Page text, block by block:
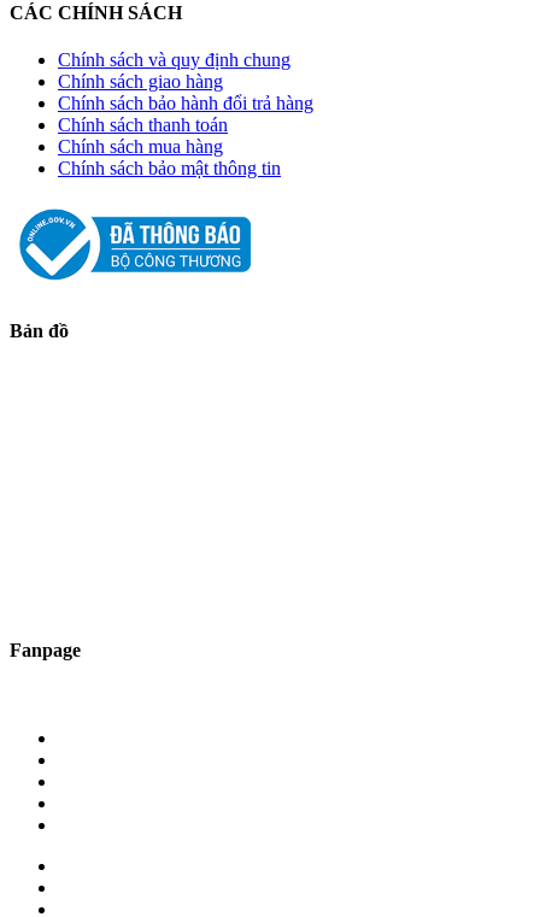
CÁC CHÍNH SÁCH
Chính sách và quy định chung
Chính sách giao hàng
Chính sách bảo hành đổi trả hàng
Chính sách thanh toán
Chính sách mua hàng
Chính sách bảo mật thông tin
Bản đồ
Fanpage